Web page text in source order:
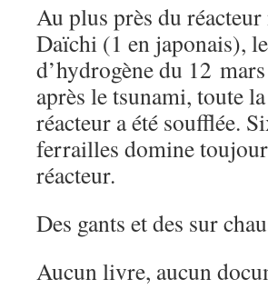
Au plus près du
Daïchi (1 en japonais),
d’hydrogène du 12
après le tsunami, toute
réacteur a été soufflée.
ferrailles domine
réacteur.
Des gants et des sur
Aucun livre, aucun